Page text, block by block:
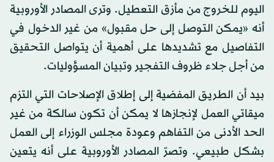
اليوم للخروج من مأزق التعطيل. وترى المصادر الأوروبية
أنه «يمكن التوصل إلى حل مقبول» من غير الدخول في
التفاصيل مع تشديدها على أهمية أن يتواصل التحقيق
من أجل جلاء ظروف التفجير وتبيان المسؤوليات.
بيد أن الطريق المفضية إلى إطلاق الإصلاحات التي التزم
ميقاتي العمل لإنجازها لا يمكن أن تكون سالكة من غير
الحد الأدنى من التفاهم وعودة مجلس الوزراء إلى العمل
بشكل طبيعي. وتصرّ المصادر الأوروبية على أنه يتعين